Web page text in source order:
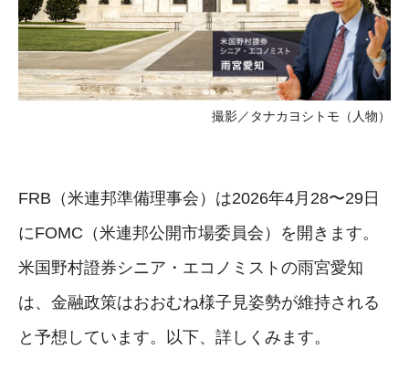
撮影／タナカヨシトモ（人物）
FRB（米連邦準備理事会）は2026年4月28〜29日
にFOMC（米連邦公開市場委員会）を開きます。
米国野村證券シニア・エコノミストの雨宮愛知
は、金融政策はおおむね様子見姿勢が維持される
と予想しています。以下、詳しくみます。